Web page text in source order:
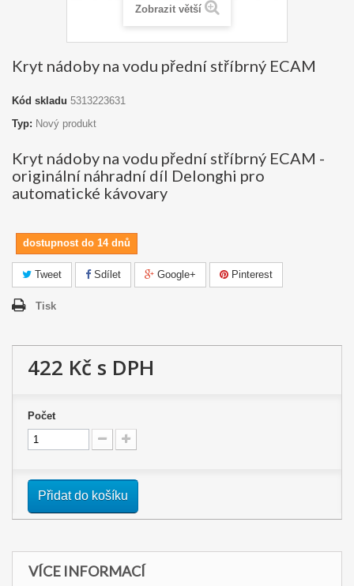
Zobrazit větší
Kryt nádoby na vodu přední stříbrný ECAM
Kód skladu 5313223631
Typ: Nový produkt
Kryt nádoby na vodu přední stříbrný ECAM -
originální náhradní díl Delonghi pro
automatické kávovary
dostupnost do 14 dnů
Tweet Sdílet Google+ Pinterest
Tisk
422 Kč s DPH
Počet
Přidat do košíku
VÍCE INFORMACÍ